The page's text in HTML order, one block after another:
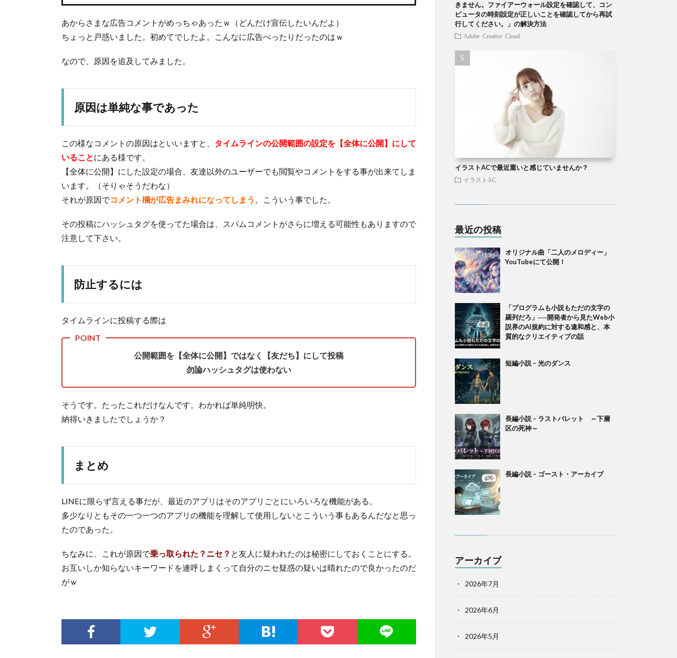
あからさまな広告コメントがめっちゃあったｗ（どんだけ宣伝したいんだよ）
ちょっと戸惑いました。初めてでしたよ。こんなに広告べったりだったのはｗ
なので、原因を追及してみました。
原因は単純な事であった
この様なコメントの原因はといいますと、 タイムラインの公開範囲の設定を【全体に公開】にして
いることにある様です。
【全体に公開】にした設定の場合、友達以外のユーザーでも閲覧やコメントをする事が出来てしま
います。（そりゃそうだわな）
それが原因でコメント欄が広告まみれになってしまう 。こういう事でした。
その投稿にハッシュタグを使ってた場合は、スパムコメントがさらに増える可能性もありますので
注意して下さい。
防止するには
タイムラインに投稿する際は
公開範囲を【全体に公開】ではなく【友だち】にして投稿
勿論ハッシュタグは使わない
そうです。たったこれだけなんです。わかれば単純明快。
納得いきましたでしょうか？
まとめ
LINEに限らず言える事だが、最近のアプリはそのアプリごとにいろいろな機能がある。
多少なりともその一つ一つのアプリの機能を理解して使用しないとこういう事もあるんだなと思っ
たのであった。
ちなみに、これが原因で乗っ取られた？ニセ？ と友人に疑われたのは秘密にしておくことにする。
お互いしか知らないキーワードを連呼しまくって自分のニセ疑惑の疑いは晴れたので良かったのだ
がｗ
きません。ファイアーウォール設定を確認して、コン
ピュータの時刻設定が正しいことを確認してから再試
行してください。」の解決方法
Adobe Creative Cloud
イラストACで最近重いと感じていませんか？
イラストAC
最近の投稿
オリジナル曲「二人のメロディー」
YouTubeにて公開！
「プログラムも小説もただの文字の
羅列だろ」──開発者から見たWeb小
説界のAI規約に対する違和感と、本
質的なクリエイティブの話
短編小説 – 光のダンス
長編小説 – ラストバレット ～下層
区の死神～
長編小説 – ゴースト・アーカイブ
アーカイブ
2026年7月
2026年6月
2026年5月